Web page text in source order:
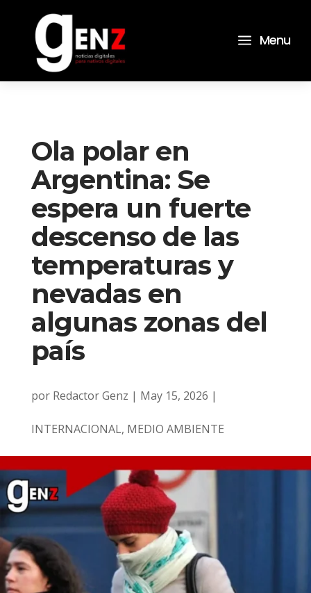
a Menu
Ola polar en
Argentina: Se
espera un fuerte
descenso de las
temperaturas y
nevadas en
algunas zonas del
país
por Redactor Genz | May 15, 2026 |
INTERNACIONAL, MEDIO AMBIENTE